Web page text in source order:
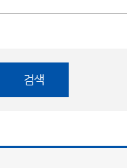
검색